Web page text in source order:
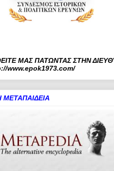
ΜΑΣ ΠΑΤΩΝΤΑΣ ΣΤΗΝ
www.epok1973.com/
ΜΕΤΑΠΑΙΔΕΙΑ